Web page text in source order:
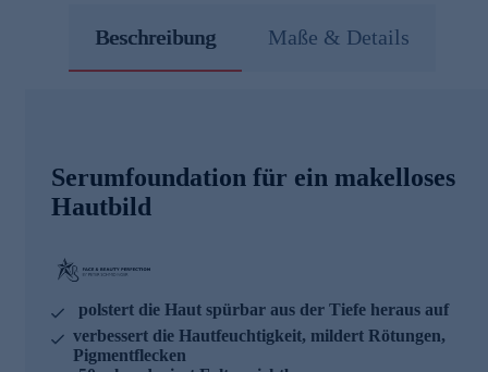
Beschreibung Maße & Details
Serumfoundation für ein makelloses
Hautbild
polstert die Haut spürbar aus der Tiefe heraus auf
verbessert die Hautfeuchtigkeit, mildert Rötungen,
Pigmentflecken